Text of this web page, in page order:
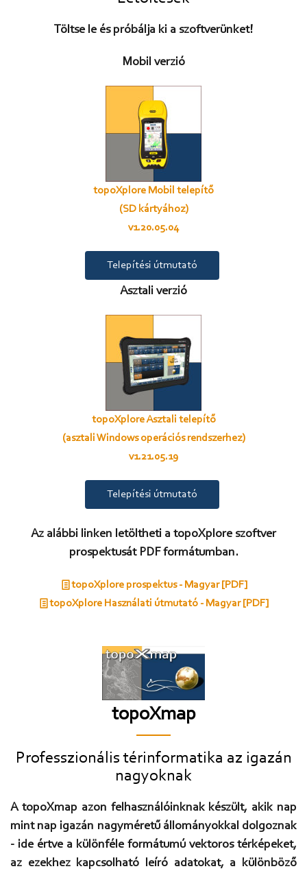
Töltse le és próbálja ki a szoftverünket!
Mobil verzió
topoXplore Mobil telepítő
(SD kártyához)
v1.20.05.04
Telepítési útmutató
Asztali verzió
topoXplore Asztali telepítő
(asztali Windows operációs rendszerhez)
v1.21.05.19
Telepítési útmutató
Az alábbi linken letöltheti a topoXplore szoftver
prospektusát PDF formátumban.
topoXplore prospektus - Magyar [PDF]
topoXplore Használati útmutató - Magyar [PDF]
topoXmap
Professzionális térinformatika az igazán
nagyoknak
A topoXmap azon felhasználóinknak készült, akik nap
mint nap igazán nagyméretű állományokkal dolgoznak
- ide értve a különféle formátumú vektoros térképeket,
az ezekhez kapcsolható leíró adatokat, a különböző